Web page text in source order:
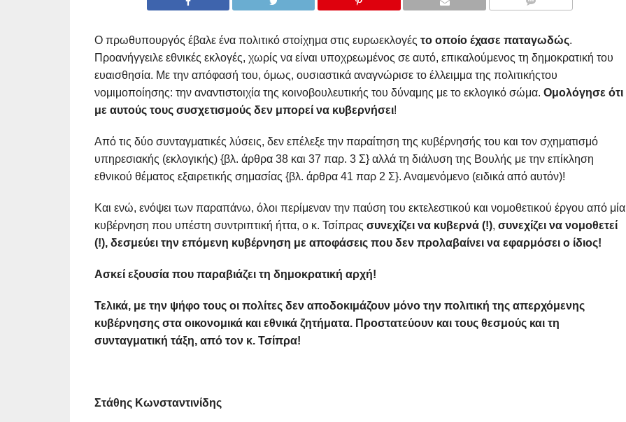
Ο πρωθυπουργός έβαλε ένα πολιτικό στοίχημα στις ευρωεκλογές το οποίο έχασε παταγωδώς.
Προανήγγειλε εθνικές εκλογές, χωρίς να είναι υποχρεωμένος σε αυτό, επικαλούμενος τη δημοκρατική του
ευαισθησία. Με την απόφασή του, όμως, ουσιαστικά αναγνώρισε το έλλειμμα της πολιτικήςτου
νομιμοποίησης: την αναντιστοιχία της κοινοβουλευτικής του δύναμης με το εκλογικό σώμα. Ομολόγησε ότι
με αυτούς τους συσχετισμούς δεν μπορεί να κυβερνήσει!
Από τις δύο συνταγματικές λύσεις, δεν επέλεξε την παραίτηση της κυβέρνησής του και τον σχηματισμό
υπηρεσιακής (εκλογικής) {βλ. άρθρα 38 και 37 παρ. 3 Σ} αλλά τη διάλυση της Βουλής με την επίκληση
εθνικού θέματος εξαιρετικής σημασίας {βλ. άρθρα 41 παρ 2 Σ}. Αναμενόμενο (ειδικά από αυτόν)!
Και ενώ, ενόψει των παραπάνω, όλοι περίμεναν την παύση του εκτελεστικού και νομοθετικού έργου από μία
κυβέρνηση που υπέστη συντριπτική ήττα, ο κ. Τσίπρας συνεχίζει να κυβερνά (!), συνεχίζει να νομοθετεί
(!), δεσμεύει την επόμενη κυβέρνηση με αποφάσεις που δεν προλαβαίνει να εφαρμόσει ο ίδιος!
Ασκεί εξουσία που παραβιάζει τη δημοκρατική αρχή!
Τελικά, με την ψήφο τους οι πολίτες δεν αποδοκιμάζουν μόνο την πολιτική της απερχόμενης
κυβέρνησης στα οικονομικά και εθνικά ζητήματα. Προστατεύουν και τους θεσμούς και τη
συνταγματική τάξη, από τον κ. Τσίπρα!
Στάθης Κωνσταντινίδης